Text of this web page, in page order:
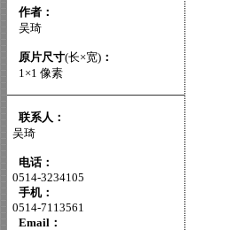
作者：
吴琦
原片尺寸(长×宽) ：
1×1 像素
联系人：
吴琦
电话：
0514-3234105
手机：
0514-7113561
Email：